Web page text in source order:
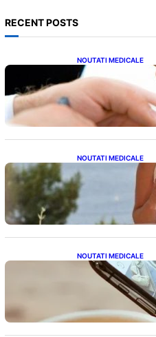
RECENT POSTS
NOUTATI MEDICALE
Acordul
Analiză
Condițiilor
NOUTATI MEDICALE
Nașterea
alegere plină
regală britanică
NOUTATI MEDICALE
Revoluția
Avantaje,
Energetice